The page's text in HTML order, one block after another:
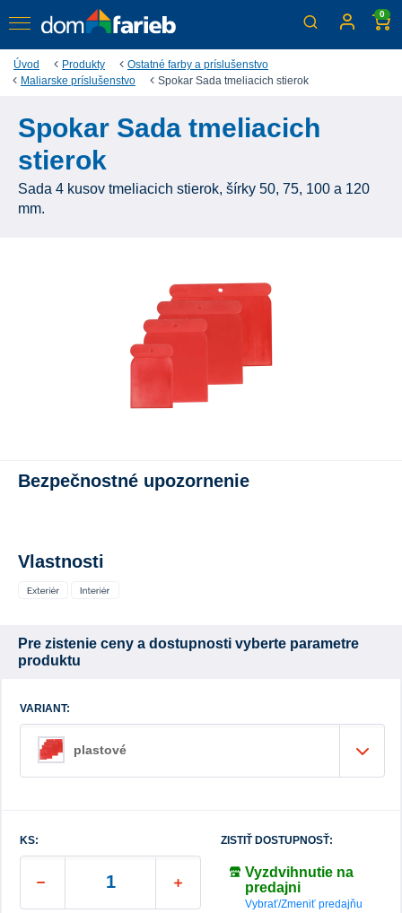
0
Úvod Produkty
Ostatné farby a príslušenstvo
Maliarske príslušenstvo
Spokar Sada tmeliacich stierok
Spokar Sada tmeliacich
stierok
Sada 4 kusov tmeliacich stierok, šírky 50, 75, 100 a 120
mm.
Bezpečnostné upozornenie
Vlastnosti
Pre zistenie ceny a dostupnosti vyberte parametre
produktu
VARIANT:
plastové
KS: ZISTIŤ DOSTUPNOSŤ:
Vyzdvihnutie na
predajni
Vybrať/Zmeniť predajňu